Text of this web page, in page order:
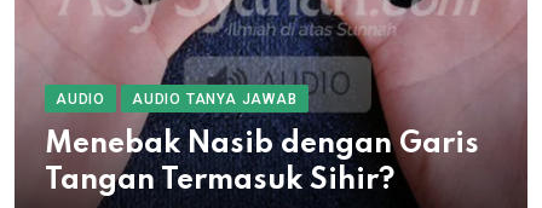
AUDIO AUDIO TANYA JAWAB
Menebak Nasib dengan Garis
Tangan Termasuk Sihir?